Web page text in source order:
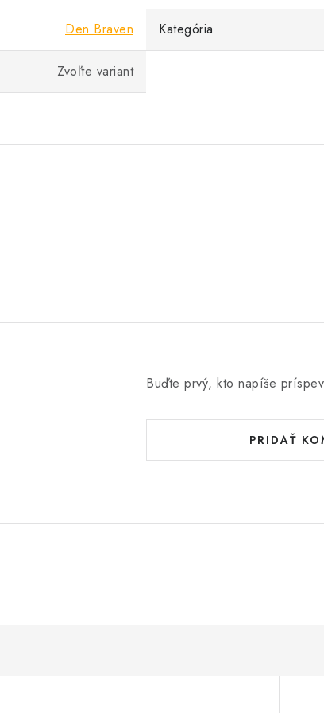
Den Braven Kategória
Zvoľte variant
Buďte prvý, kto napíše
PRIDAŤ